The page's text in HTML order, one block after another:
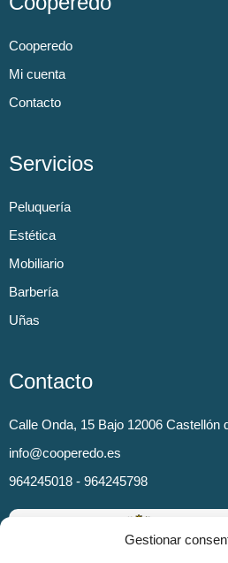
Gestionar
Cooperedo
Mi cuenta
Contacto
Servicios
Peluquería
Estética
Mobiliario
Barbería
Uñas
Contacto
Calle Onda, 15 Bajo 12006 Castellón
info@cooperedo.es
964245018 - 964245798